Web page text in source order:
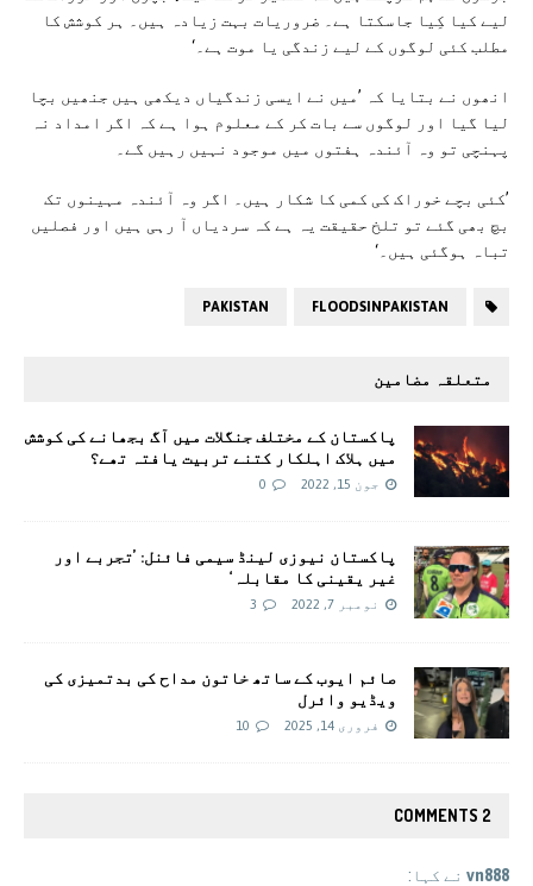
لیے کیا کِیا جاسکتا ہے۔ ضروریات بہت زیادہ ہیں۔ ہر کوشش کا
مطلب کئی لوگوں کے لیے زندگی یا موت ہے۔‘
انھوں نے بتایا کہ ’میں نے ایسی زندگیاں دیکھی ہیں جنھیں بچا
لیا گیا اور لوگوں سے بات کر کے معلوم ہوا ہے کہ اگر امداد نہ
پہنچی تو وہ آئندہ ہفتوں میں موجود نہیں رہیں گے۔
’کئی بچے خوراک کی کمی کا شکار ہیں۔ اگر وہ آئندہ مہینوں تک
بچ بھی گئے تو تلخ حقیقت یہ ہے کہ سردیاں آ رہی ہیں اور فصلیں
تباہ ہوگئی ہیں۔‘
FLOODSINPAKISTAN
PAKISTAN
متعلقہ مضامین
پاکستان کے مختلف جنگلات میں آگ بجھانے کی کوشش
میں ہلاک اہلکار کتنے تربیت یافتہ تھے؟
جون 15, 2022 0
پاکستان نیوزی لینڈ سیمی فائنل: ’تجربے اور
غیر یقینی کا مقابلہ‘
نومبر 7, 2022 3
صائم ایوب کے ساتھ خاتون مداح کی بدتمیزی کی
ویڈیو وائرل
فروری 14, 2025 10
2 COMMENTS
vn888 نے کہا: